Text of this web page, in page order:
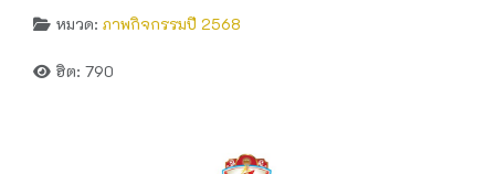
หมวด: ภาพกิจกรรมปี 2568
ฮิต: 790